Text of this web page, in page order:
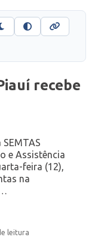
recebe
e Assistência
feira (12),
na
leitura